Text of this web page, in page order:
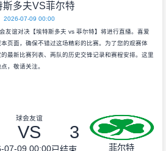
斯多夫VS菲尔特
2026-07-09 00:00
友谊对决【埃特斯多夫 vs 菲尔特】将进行直播。喜爱
页面，确保不错过这场精彩的比赛。为了您的观赛体
最新比赛列表、两队的历史交锋记录和赛程安排。这里
，敬请关注。
球会友谊
VS 3
07-09 00:00 菲尔特